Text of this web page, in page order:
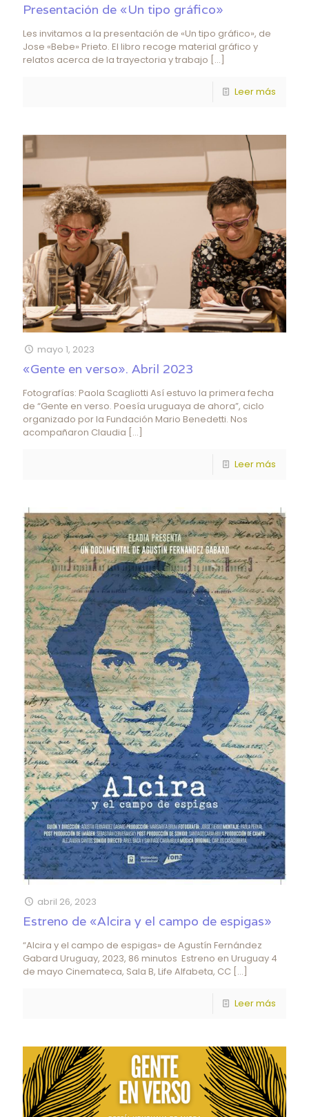
Presentación de «Un tipo gráfico»
Les invitamos a la presentación de «Un tipo gráfico», de
Jose «Bebe» Prieto. El libro recoge material gráfico y
relatos acerca de la trayectoria y trabajo […]
Leer más
mayo 1, 2023
«Gente en verso». Abril 2023
Fotografías: Paola Scagliotti Así estuvo la primera fecha
de “Gente en verso. Poesía uruguaya de ahora”, ciclo
organizado por la Fundación Mario Benedetti. Nos
acompañaron Claudia […]
Leer más
abril 26, 2023
Estreno de «Alcira y el campo de espigas»
“Alcira y el campo de espigas» de Agustín Fernández
Gabard Uruguay, 2023, 86 minutos Estreno en Uruguay 4
de mayo Cinemateca, Sala B, Life Alfabeta, CC […]
Leer más